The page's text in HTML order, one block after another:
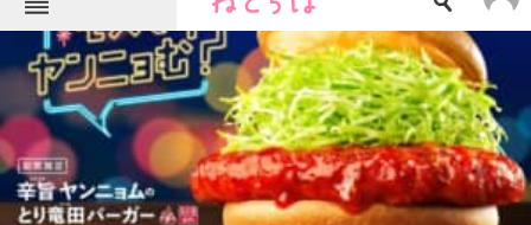
ねとらぼメニュー
TOP ニュース
エンタメ クイズ
グルメ 地域
住まい 教育・育児